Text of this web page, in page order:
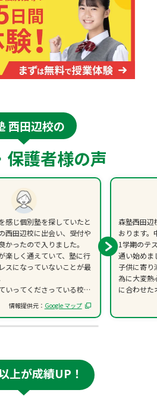
西田辺校の
保護者様の声
感じ個別塾を探していたと
西田辺校に出会い、受付や
かったので入りました。
楽しく通えていて、塾に行
スになっていないことが最
いってくださっている校長
生に感謝しております。子
がってきました。
な雰囲気に落ちこぼれてし
情報提供元： Google マップ
森塾西田辺
おります。
1学期のテ
通い始めま
子供に寄り
為に大変熱
に合わせた
上が成績UP！